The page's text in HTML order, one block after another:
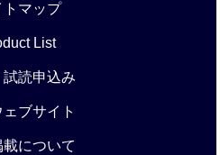
トマップ
List
試読申込み
ブサイト
載について